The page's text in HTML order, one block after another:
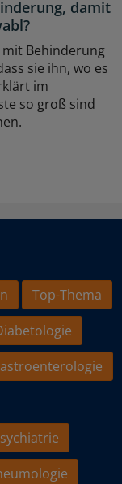
damit
Behinderung
sie ihn, wo es
im
so groß sind
Top-Thema